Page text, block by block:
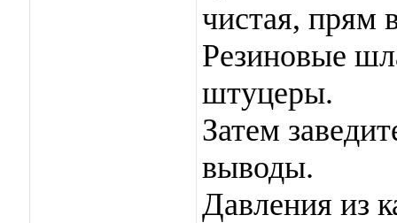
чистая, прям
Резиновые
штуцеры.
Затем
выводы.
Давления из